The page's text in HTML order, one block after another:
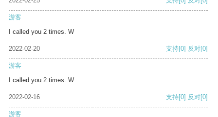
游客
I called you 2 times. W
2022-02-20 支持[0] 反对[0]
游客
I called you 2 times. W
2022-02-16 支持[0] 反对[0]
游客